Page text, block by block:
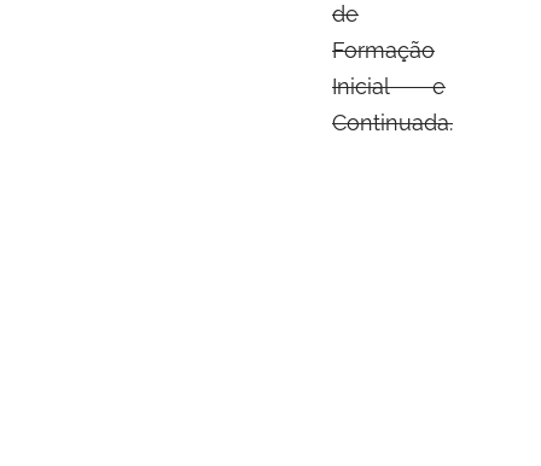
de
Formação
Inicial e
Continuada.